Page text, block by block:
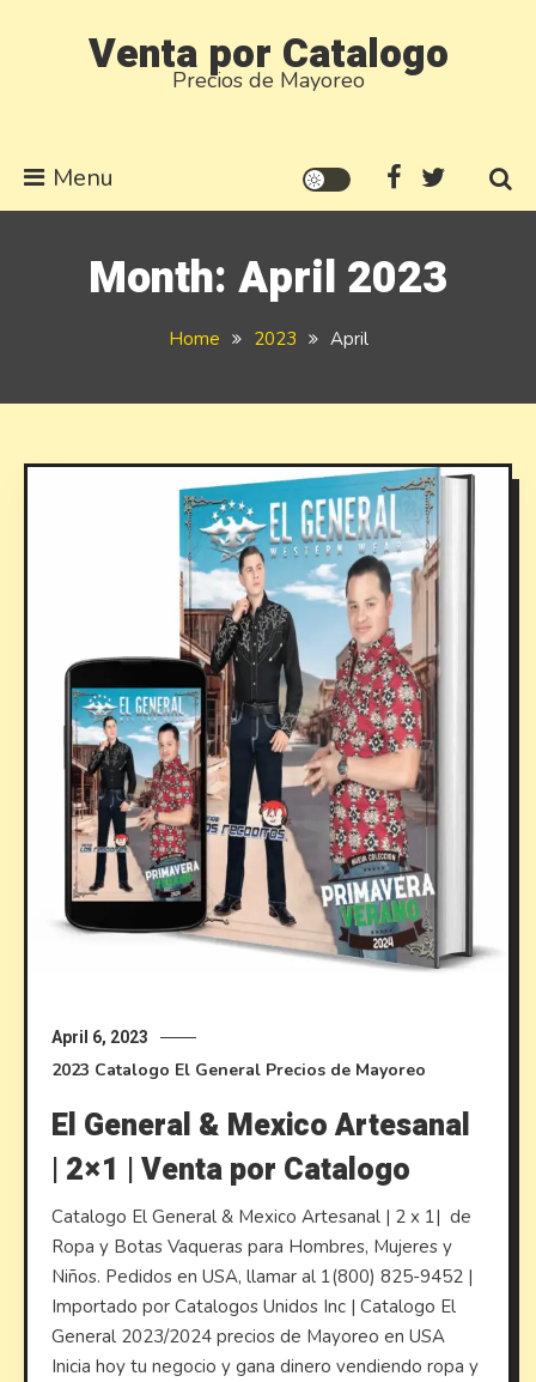
Venta por Catalogo
Precios de Mayoreo
Menu
Month: April 2023
Home 2023 April
April 6, 2023
2023 Catalogo El General Precios de Mayoreo
El General & Mexico Artesanal
| 2×1 | Venta por Catalogo
Catalogo El General & Mexico Artesanal | 2 x 1| de
Ropa y Botas Vaqueras para Hombres, Mujeres y
Niños. Pedidos en USA, llamar al 1(800) 825-9452 |
Importado por Catalogos Unidos Inc | Catalogo El
General 2023/2024 precios de Mayoreo en USA
Inicia hoy tu negocio y gana dinero vendiendo ropa y